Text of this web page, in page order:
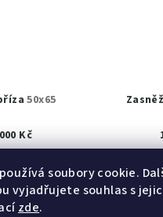
soubory cookie.
vyjadřujete souhlas s
zde.
50x65
Kč